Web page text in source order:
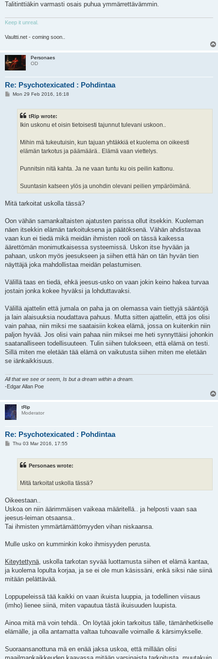
Talitinttiäkin varmasti osais puhua ymmärrettävämmin.
Keep it unreal.
Vaultti.net - coming soon..
Personaes
OD
Re: Psychotexicated : Pohdintaa
PMon 29 Feb 2016, 16:18
tRip wrote:
Ikin uskonu et oisin tietoisesti tajunnut tulevani uskoon..
Mihin mä tukeutuisin, kun tajuan yhtäkkiä et kuolema on oikeesti
elämän tarkotus ja päämäärä.. Elämä vaan viettelys.
Punnitsin nitä kahta. Ja ne vaan tuntu ku ois peilin kattonu.
Suuntasin katseen ylös ja unohdin olevani peilien ympäröimänä.
Mitä tarkoitat uskolla tässä?
Oon vähän samankaltaisten ajatusten parissa ollut itsekkin. Kuoleman
näen itsekkin elämän tarkoituksena ja päätöksenä. Vähän ahdistavaa
vaan kun ei tiedä mikä meidän ihmisten rooli on tässä kaikessa
äärettömän monimutkaisessa systeemissä. Uskon itse hyvään ja
pahaan, uskon myös jeesukseen ja siihen että hän on tän hyvän tien
näyttäjä joka mahdollistaa meidän pelastumisen.
Välillä taas en tiedä, ehkä jeesus-usko on vaan jokin keino hakea turvaa
jostain jonka kokee hyväksi ja lohduttavaksi.
Välillä ajattelin että jumala on paha ja on olemassa vain tiettyjä sääntöjä
ja lain alaisuuksia noudattava pahuus. Mutta sitten ajattelin, että jos olisi
vain pahaa, niin miksi me saataisiin kokea elämä, jossa on kuitenkin niin
paljon hyvää. Jos olisi vain pahaa niin miksei me heti synnyttäisi johonkin
saatanalliseen todellisuuteen. Tulin siihen tulokseen, että elämä on testi.
Sillä miten me eletään tää elämä on vaikutusta siihen miten me eletään
se iänkaikkisuus.
All that we see or seem, Is but a dream within a dream.
-Edgar Allan Poe
tRip
Moderator
Re: Psychotexicated : Pohdintaa
PThu 03 Mar 2016, 17:55
Personaes wrote:
Mitä tarkoitat uskolla tässä?
Oikeestaan..
Uskoa on niin äärimmäisen vaikeaa määritellä.. ja helposti vaan saa
jeesus-leiman otsaansa..
Tai ihmisten ymmärtämättömyyden vihan niskaansa.
Mulle usko on kumminkin koko ihmisyyden perusta.
Kiteytettynä , uskolla tarkotan syvää luottamusta siihen et elämä kantaa,
ja kuolema lopulta korjaa, ja se ei ole mun käsissäni, enkä siksi näe siinä
mitään pelättävää.
Loppupeleissä tää kaikki on vaan ikuista luuppia, ja todellinen viisaus
(imho) lienee siinä, miten vapautua tästä ikuisuuden luupista.
Ainoa mitä mä voin tehdä.. On löytää jokin tarkoitus tälle, tämänhetkiselle
elämälle, ja olla antamatta valtaa tuhoavalle voimalle & kärsimykselle.
Suoraansanottuna mä en enää jaksa uskoa, että millään olisi